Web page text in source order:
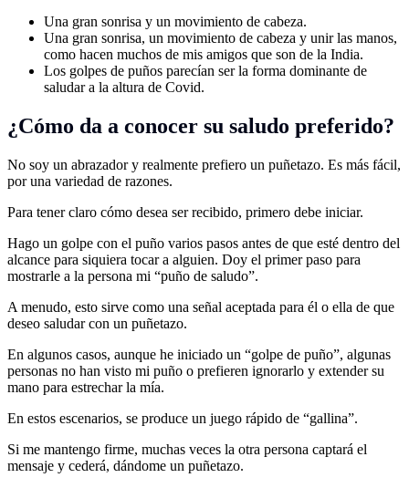
Una gran sonrisa y un movimiento de cabeza.
Una gran sonrisa, un movimiento de cabeza y unir las manos,
como hacen muchos de mis amigos que son de la India.
Los golpes de puños parecían ser la forma dominante de
saludar a la altura de Covid.
¿Cómo da a conocer su saludo preferido?
No soy un abrazador y realmente prefiero un puñetazo. Es más fácil,
por una variedad de razones.
Para tener claro cómo desea ser recibido, primero debe iniciar.
Hago un golpe con el puño varios pasos antes de que esté dentro del
alcance para siquiera tocar a alguien. Doy el primer paso para
mostrarle a la persona mi “puño de saludo”.
A menudo, esto sirve como una señal aceptada para él o ella de que
deseo saludar con un puñetazo.
En algunos casos, aunque he iniciado un “golpe de puño”, algunas
personas no han visto mi puño o prefieren ignorarlo y extender su
mano para estrechar la mía.
En estos escenarios, se produce un juego rápido de “gallina”.
Si me mantengo firme, muchas veces la otra persona captará el
mensaje y cederá, dándome un puñetazo.